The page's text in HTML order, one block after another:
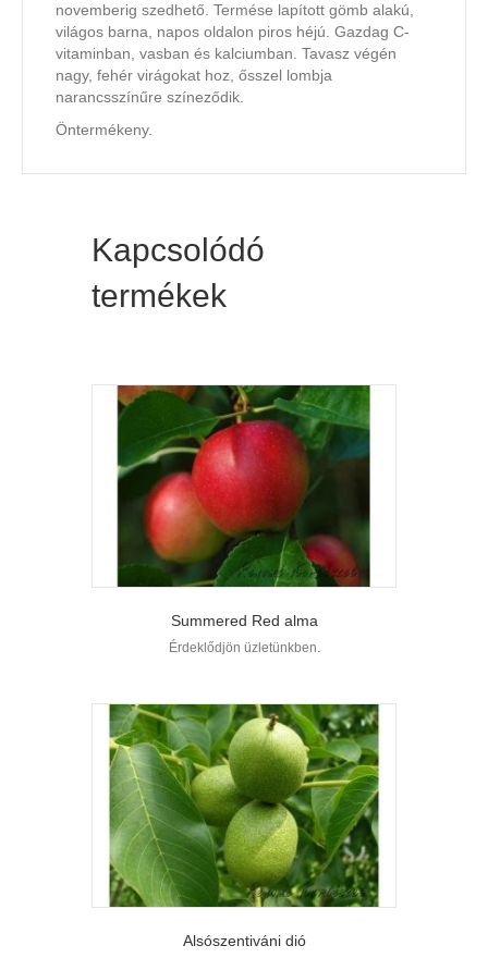
novemberig szedhető. Termése lapított gömb alakú,
világos barna, napos oldalon piros héjú. Gazdag C-
vitaminban, vasban és kalciumban. Tavasz végén
nagy, fehér virágokat hoz, ősszel lombja
narancsszínűre színeződik.
Öntermékeny.
Kapcsolódó
termékek
Summered Red alma
Érdeklődjön üzletünkben.
Alsószentiváni dió